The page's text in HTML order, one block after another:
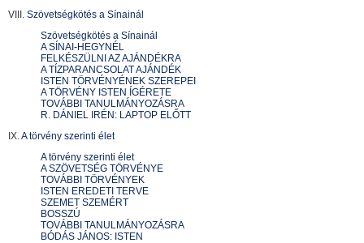
VIII. Szövetségkötés a Sínainál
Szövetségkötés a Sínainál
A SÍNAI-HEGYNÉL
FELKÉSZÜLNI AZ AJÁNDÉKRA
A TÍZPARANCSOLAT AJÁNDÉK
ISTEN TÖRVÉNYÉNEK SZEREPEI
A TÖRVÉNY ISTEN ÍGÉRETE
TOVÁBBI TANULMÁNYOZÁSRA
R. DÁNIEL IRÉN: LAPTOP ELŐTT
IX.A törvény szerinti élet
A törvény szerinti élet
A SZÖVETSÉG TÖRVÉNYE
TOVÁBBI TÖRVÉNYEK
ISTEN EREDETI TERVE
SZEMET SZEMÉRT
BOSSZÚ
TOVÁBBI TANULMÁNYOZÁSRA
BÓDÁS JÁNOS: ISTEN